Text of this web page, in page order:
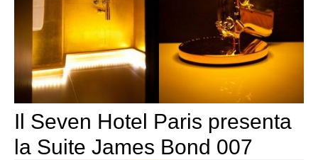
Il Seven Hotel Paris presenta
la Suite James Bond 007